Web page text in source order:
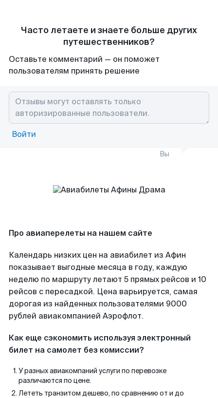
Часто летаете и знаете больше других
путешественников?
Оставьте комментарий — он поможет
пользователям принять решение
Войти
Вы
Про авиаперелеты на нашем сайте
Календарь низких цен на авиабилет из Афин
показывает выгодные месяца в году, каждую
неделю по маршруту летают 5 прямых рейсов и 10
рейсов с пересадкой. Цена варьируется, самая
дорогая из найденных пользователями 9000
рублей авиакомпанией Аэрофлот.
Как еще сэкономить используя электронный
билет на самолет без комиссии?
У разных авиакомпаний услуги по перевозке
различаются по цене.
Лететь транзитом дешево, по сравнению от и до